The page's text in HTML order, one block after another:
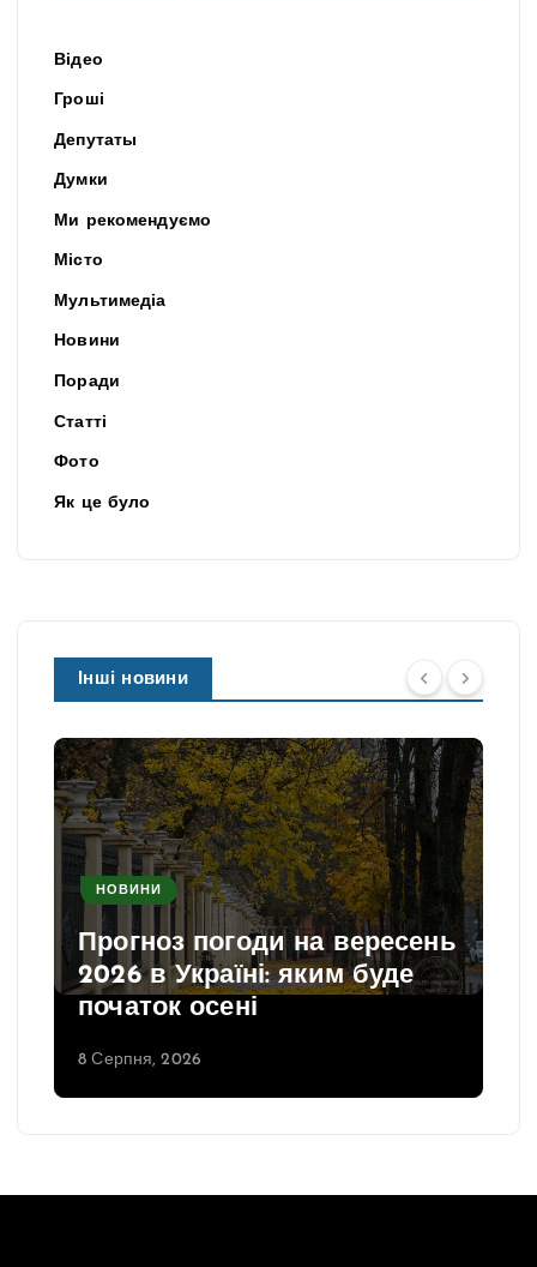
Відео
Гроші
Депутаты
Думки
Ми рекомендуємо
Місто
Мультимедіа
Новини
Поради
Статті
Фото
Як це було
Інші новини
НОВИНИ
Прогноз погоди на вересень
2026 в Україні: яким буде
початок осені
8 Серпня, 2026